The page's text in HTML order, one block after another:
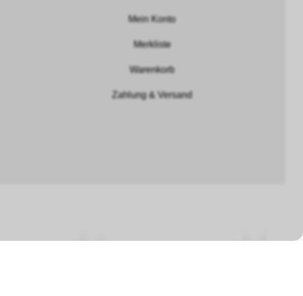
Mein Konto
Merkliste
Warenkorb
Zahlung & Versand